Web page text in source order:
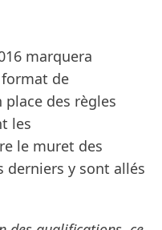
marquera
de
des règles
les
le muret des
derniers y sont allés